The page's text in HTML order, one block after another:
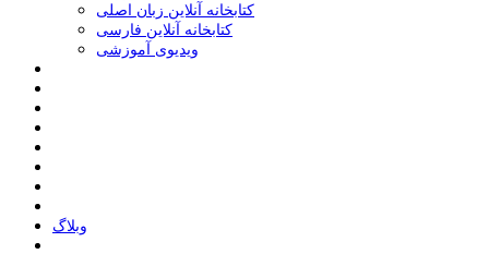
کتابخانه آنلاین زبان اصلی
کتابخانه آنلاین فارسی
ویدیوی آموزشی
وبلاگ